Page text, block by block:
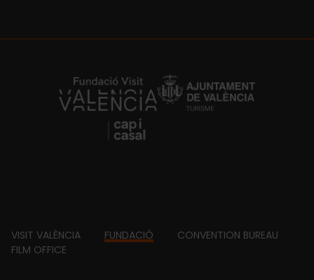
https://fundacion.visitvalencia.com/
Footer
VISIT VALÈNCIA FUNDACIÓ
CONVENTION BUREAU
FILM OFFICE